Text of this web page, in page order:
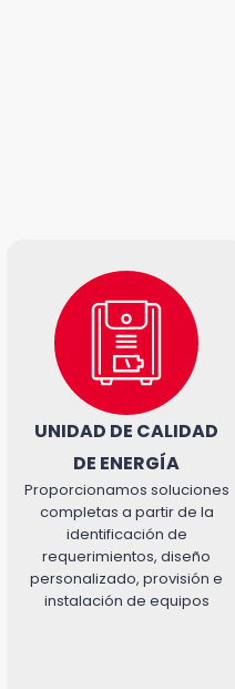
UNIDAD DE CALIDAD
DE ENERGÍA
Proporcionamos soluciones
completas a partir de la
identificación de
requerimientos, diseño
personalizado, provisión e
instalación de equipos